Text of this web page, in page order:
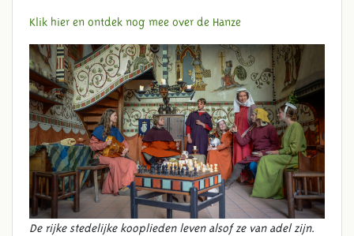
Klik hier en ontdek nog mee over de Hanze
De rijke stedelijke kooplieden leven alsof ze van adel zijn.